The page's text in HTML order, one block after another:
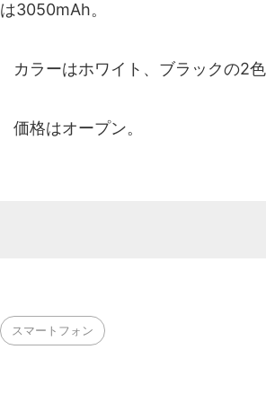
は3050mAh。
カラーはホワイト、ブラックの2
価格はオープン。
スマートフォン